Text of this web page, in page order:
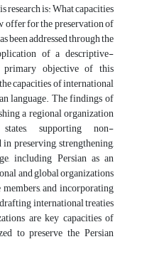
research is: What capacities
offer for the preservation of
been addressed through the
of a descriptive-
primary objective of this
capacities of international
language. The findings of
a regional organization
supporting non-
preserving, strengthening,
including Persian as an
and global organizations
and incorporating
international treaties
are key capacities of
to preserve the Persian